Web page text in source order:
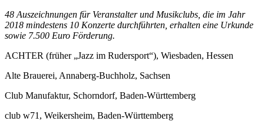
48 Auszeichnungen für Veranstalter und Musikclubs, die im Jahr
2018 mindestens 10 Konzerte durchführten, erhalten eine Urkunde
sowie 7.500 Euro Förderung.
ACHTER (früher „Jazz im Rudersport“), Wiesbaden, Hessen
Alte Brauerei, Annaberg-Buchholz, Sachsen
Club Manufaktur, Schorndorf, Baden-Württemberg
club w71, Weikersheim, Baden-Württemberg